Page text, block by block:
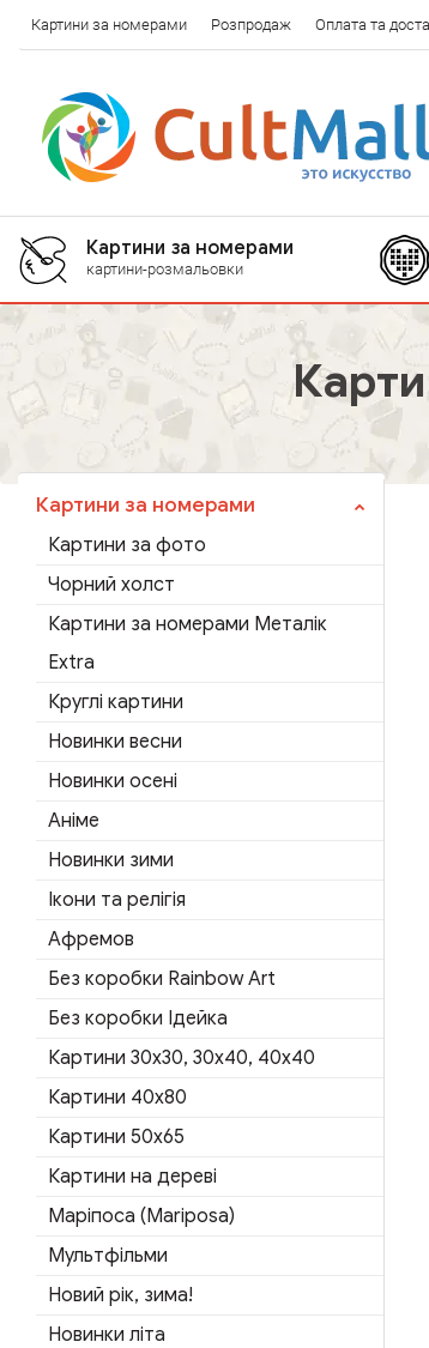
Картини за номерами Розпродаж Оплата та
Картини за номерами
картини-розмальовки
Картини за номерами
Картини за фото
Чорний холст
Картини за номерами Металік
Extra
Круглі картини
Новинки весни
Новинки осені
Аніме
Новинки зими
Ікони та релігія
Афремов
Без коробки Rainbow Art
Без коробки Ідейка
Картини 30x30, 30x40, 40x40
Картини 40х80
Картини 50x65
Картини на дереві
Маріпоса (Mariposa)
Мультфільми
Новий рік, зима!
Новинки літа